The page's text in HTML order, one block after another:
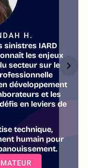
H.
sinistres IARD
les enjeux
secteur sur le
développement
et les
en leviers de
technique,
humain pour